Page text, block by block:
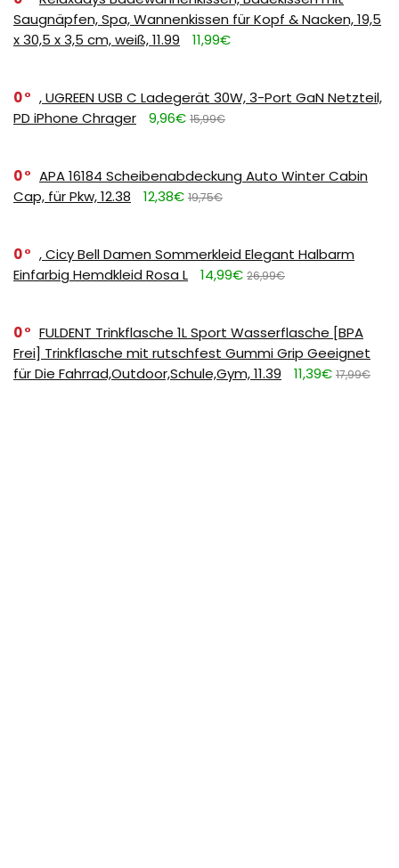
Saugnäpfen, Spa, Wannenkissen für Kopf & Nacken, 19,5
x 30,5 x 3,5 cm, weiß, 11.99
11,99€
0
, UGREEN USB C Ladegerät 30W, 3-Port GaN Netzteil,
PD iPhone Chrager
9,96€ 15,99€
0
APA 16184 Scheibenabdeckung Auto Winter Cabin
Cap, für Pkw, 12.38
12,38€ 19,75€
0
, Cicy Bell Damen Sommerkleid Elegant Halbarm
Einfarbig Hemdkleid Rosa L
14,99€ 26,99€
0
FULDENT Trinkflasche 1L Sport Wasserflasche [BPA
Frei] Trinkflasche mit rutschfest Gummi Grip Geeignet
für Die Fahrrad,Outdoor,Schule,Gym, 11.39
11,39€ 17,99€